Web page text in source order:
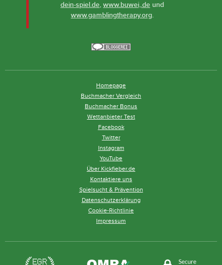
dein-spiel.de, www.buwei,.deund
www.gamblingtherapy.org.
Homepage
Buchmacher Vergleich
Buchmacher Bonus
Wettanbieter Test
Facebook
Twitter
Instagram
YouTube
Über Kickfieber.de
Kontaktiere uns
Spielsucht & Prävention
Datenschutzerklärung
Cookie-Richtlinie
Impressum